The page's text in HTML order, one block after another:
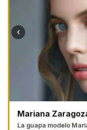
‹
Mariana
La guapa modelo